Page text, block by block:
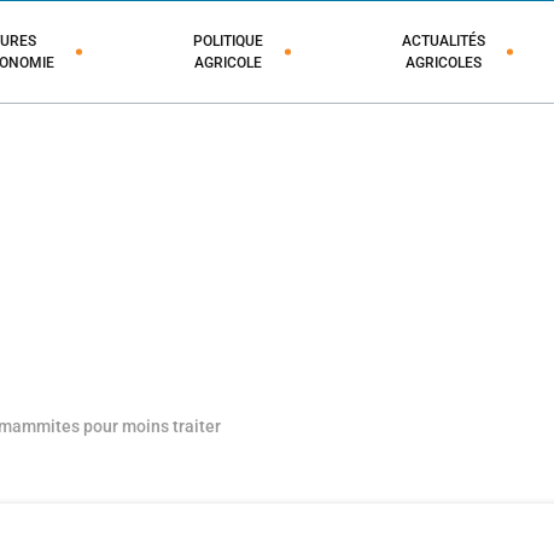
POLITIQUE
AGRICOLE
ACTUALITÉS
AGRICOLES
pour moins traiter